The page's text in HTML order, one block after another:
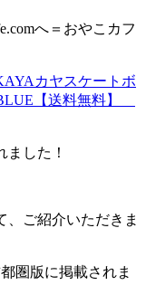
へ＝おやこカフ
カヤスケートボ
【送料無料】
ました！
、ご紹介いただきま
圏版に掲載されま